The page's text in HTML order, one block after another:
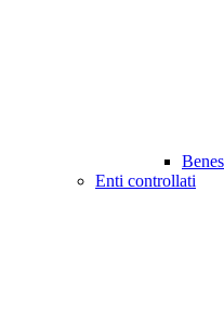
Enti controllati